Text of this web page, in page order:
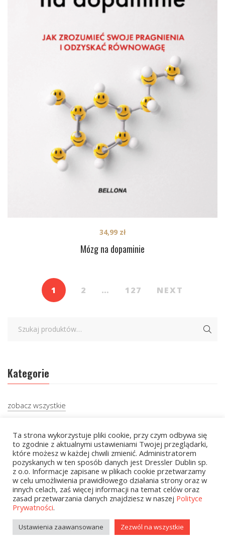
Mózg na dopaminie
34,99 zł
1 2 … 127 NEXT
Kategorie
zobacz wszystkie
Kolekcje Biedronka - 16.02.2026
Wielcy Humaniści - 16.02.2026
Wielcy Humaniści – 02.03.2026
Kolekcje Biedronka - 16.03.2026
Wielcy Humaniści – 16.03.2026
Ta strona wykorzystuje pliki cookie, przy czym odbywa się
to zgodnie z aktualnymi ustawieniami Twojej przeglądarki,
które możesz w każdej chwili zmienić. Administratorem
pozyskanych w ten sposób danych jest Dressler Dublin sp.
z o.o. Informacje zapisane w plikach cookie przetwarzamy
w celu umożliwienia prawidłowego działania strony oraz w
innych celach, zaś więcej informacji na temat celów oraz
zasad przetwarzania danych znajdziesz w naszej Polityce
Prywatności.
Ustawienia zaawansowane Zezwól na wszystkie